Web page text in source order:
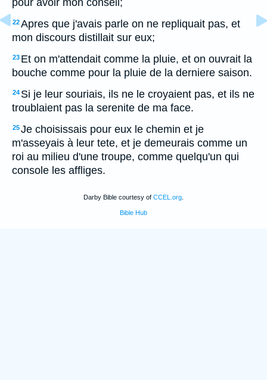
pour avoir mon conseil;
22Apres que j'avais parle on ne repliquait pas, et
mon discours distillait sur eux;
23 Et on m'attendait comme la pluie, et on ouvrait la
bouche comme pour la pluie de la derniere saison.
24 Si je leur souriais, ils ne le croyaient pas, et ils ne
troublaient pas la serenite de ma face.
25Je choisissais pour eux le chemin et je
m'asseyais à leur tete, et je demeurais comme un
roi au milieu d'une troupe, comme quelqu'un qui
console les affliges.
Darby Bible courtesy of CCEL.org
Bible Hub